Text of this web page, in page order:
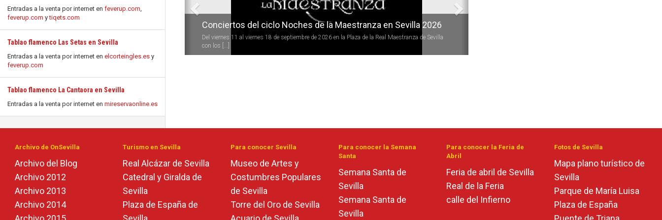
Entradas a la venta por internet en feverup.com,
feverup.com ytiqets.com
Tablao flamenco Las Setas en Sevilla
Entradas a la venta por internet en elcorteingles.es y
feverup.com
Tablao flamenco La Cantaora en Sevilla
Entradas a la venta por internet en mireservaonline.es
Conciertos del ciclo Noches de la Maestranza en Sevilla 2026
Del viernes 11 al viernes 18 de septiembre de 2026 en la Plaza de la Real Maestranza de Sevilla
con los [...]
Archivo de OnSevilla
Archivo del Blog
Archivo 2012
Archivo 2013
Archivo 2014
Turismo en Sevilla
Real Alcázar de Sevilla
Catedral y Giralda de
Sevilla
Plaza de España de
Para conocer Sevilla
Museo de Artes y
Costumbres Populares
de Sevilla
Torre del Oro de Sevilla
Para conocer la Semana
Santa
Semana Santa de
Sevilla
Semana Santa de
Sevilla
Para conocer la Feria de
Abril
Feria de abril de Sevilla
Real de la Feria
calle del Infierno
Fotos de Sevilla
Mapa plano turístico de
Sevilla
Parque de María Luisa
Plaza de España